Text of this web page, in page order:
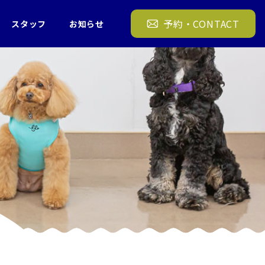
スタッフ お知らせ 予約・CONTACT
ンタッチ 犬の幼稚園 FREEWAN 19/11/15